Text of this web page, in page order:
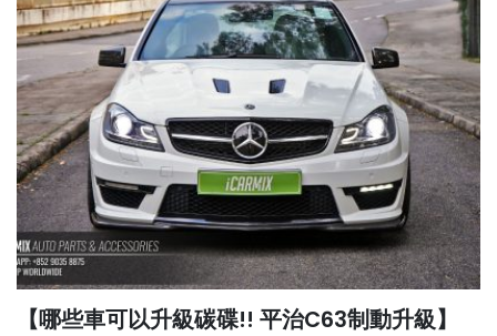
【哪些車可以升級碳碟!! 平治C63制動升級】